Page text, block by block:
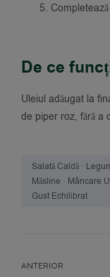
De ce
Uleiul adăugat la
de piper roz, fără a
Salată Caldă ·
Măsline · Mâncare
Gust Echilibrat
ANTERIOR